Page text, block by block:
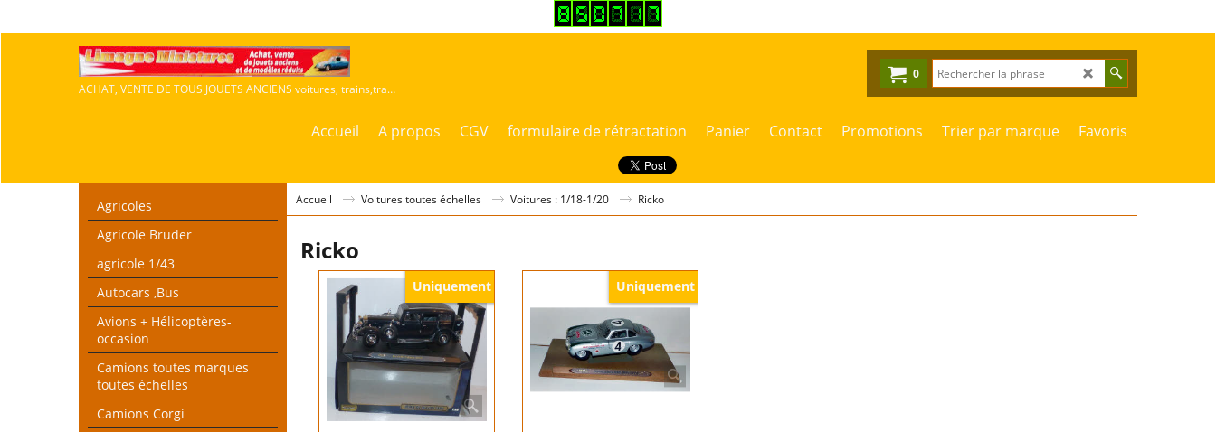
ACHAT, VENTE DE TOUS JOUETS ANCIENS voitures, trains,travaux publics,agricoles
0
Accueil A propos CGV formulaire de rétractation Panier Contact Promotions Trier par marque Favoris
Agricoles
Agricole Bruder
agricole 1/43
Autocars ,Bus
Avions + Hélicoptères-
occasion
Camions toutes marques
toutes échelles
Camions Corgi
Accueil Voitures toutes échelles Voitures : 1/18-1/20 Ricko
Ricko
Uniquement Uniquement